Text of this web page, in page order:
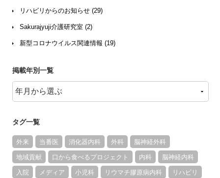
リハビリからのお知らせ (29)
Sakurajyuji介護研究室 (2)
新型コロナウイルス関連情報 (19)
掲載年別一覧
タグ一覧
外来 当番医 消化器内科 外科 脳神経外科
地域貢献 口から食べるプロジェクト 内科 脳神経内科
入院 メディア 小児科 リウマチ膠原病内科 リハビリ